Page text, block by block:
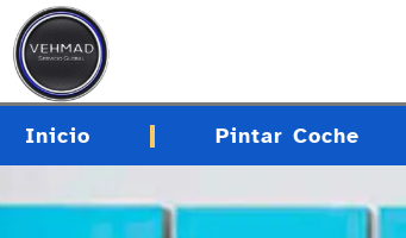
contenido
Inicio Pintar Coche